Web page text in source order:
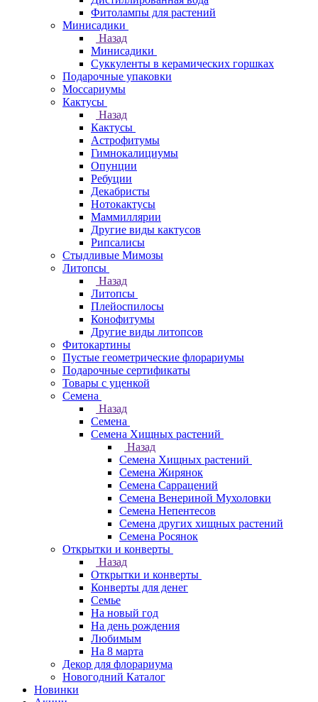
Фитолампы для растений
Минисадики
Назад
Минисадики
Суккуленты в керамических горшках
Подарочные упаковки
Моссариумы
Кактусы
Назад
Кактусы
Астрофитумы
Гимнокалициумы
Опунции
Ребуции
Декабристы
Нотокактусы
Маммиллярии
Другие виды кактусов
Рипсалисы
Стыдливые Мимозы
Литопсы
Назад
Литопсы
Плейоспилосы
Конофитумы
Другие виды литопсов
Фитокартины
Пустые геометрические флорариумы
Подарочные сертификаты
Товары с уценкой
Семена
Назад
Семена
Семена Хищных растений
Назад
Семена Хищных растений
Семена Жирянок
Семена Саррацений
Семена Венериной Мухоловки
Семена Непентесов
Семена других хищных растений
Семена Росянок
Открытки и конверты
Назад
Открытки и конверты
Конверты для денег
Семье
На новый год
На день рождения
Любимым
На 8 марта
Декор для флорариума
Новогодний Каталог
Новинки